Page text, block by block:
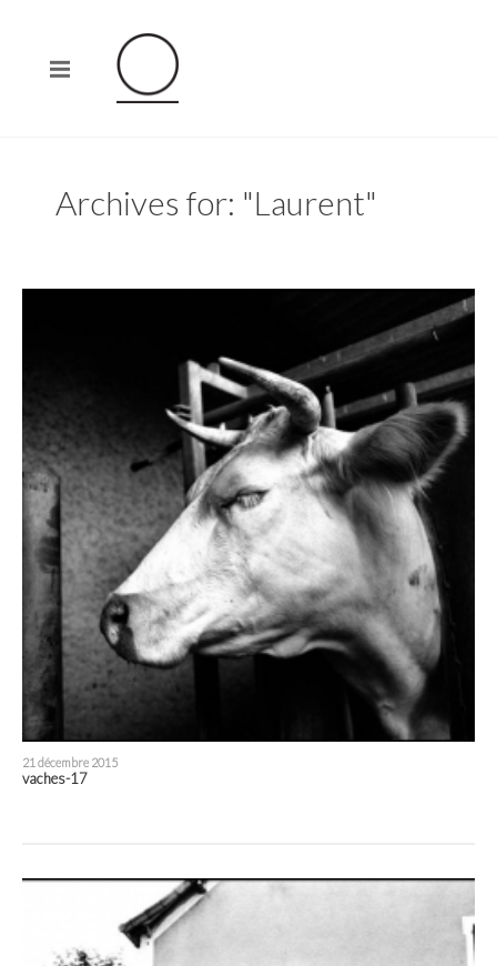
Archives for: "Laurent"
21 décembre 2015
vaches-17